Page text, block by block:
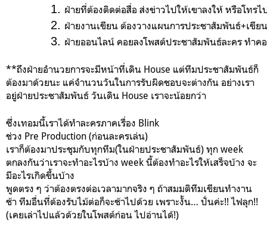
ฝ่ายที่ต้องติดต่อสื่อ ส่งข่าวไปให้เขาลงให้ หรือโทร
ฝ่ายงานเขียน ต้องวางแผนการประชาสัมพันธ์+เ
ฝ่ายออนไลน์ คอยลงโพสต์ประชาสัมพันธ์ละคร ทำ
**ถึงฝ่ายอำนวยการจะมีหน้าที่เดิน House แต่ทีมประชาสัมพันธ์ก็
ต้องมาด้วยนะ แค่จำนวนวันในการรับผิดชอบจะต่างกัน อย่างเรา
อยู่ฝ่ายประชาสัมพันธ์ วันเดิน House เราจะน้อยกว่า
ซึ่งเทอมนี้เราได้ทำละครภาคเรื่อง Blink
ช่วง Pre Production (ก่อนละครเล่น)
เราก็ต้องมาประชุมกับทุกทีม(ในฝ่ายประชาสัมพันธ์) ทุก week
ตกลงกันว่าเราจะทำอะไรบ้าง week นี้ต้องทำอะไรให้เสร็จบ้าง จะ
มีอะไรเกิดขึ้นบ้าง
พูดตรง ๆ ว่าต้องตรงต่อเวลามากจริง ๆ ถ้าสมมติทีมเขียนทำงาน
ช้า ทีมอื่นที่ต้องรับไม้ต่อก็จะช้าไปด้วย เพราะงั้น… ปั่นค่ะ!! ไฟลุก!!
(เคยเล่าไปแล้วด้วยในโพสต์ก่อน ไปอ่านได้!)